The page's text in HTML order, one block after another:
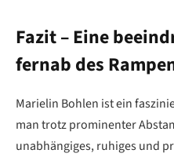
Fazit – Eine
fernab des
Marielin Bohlen ist ein
man trotz prominenter
unabhängiges, ruhiges und